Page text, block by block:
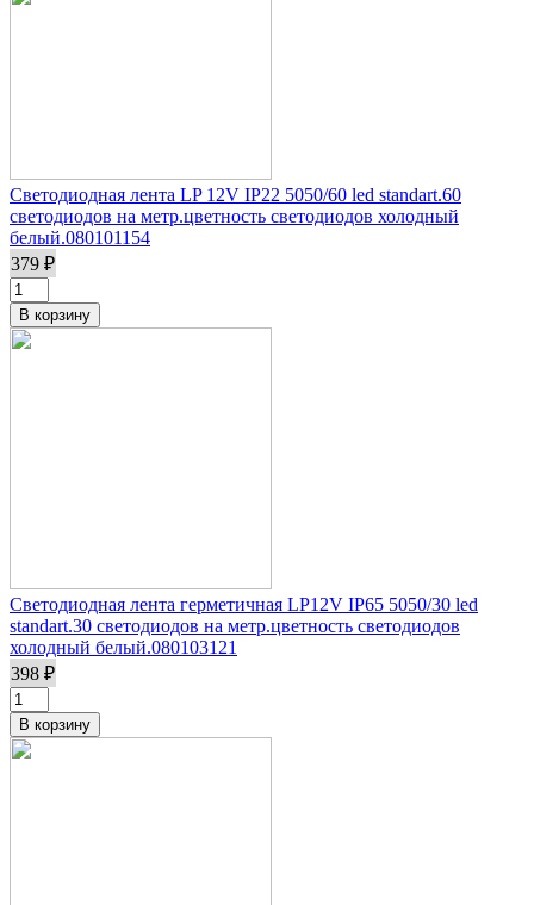
Светодиодная лента LP 12V IP22 5050/60 led standart.60
светодиодов на метр.цветность светодиодов холодный
белый.080101154
379 ₽
Светодиодная лента герметичная LP12V IP65 5050/30 led
standart.30 светодиодов на метр.цветность светодиодов
холодный белый.080103121
398 ₽